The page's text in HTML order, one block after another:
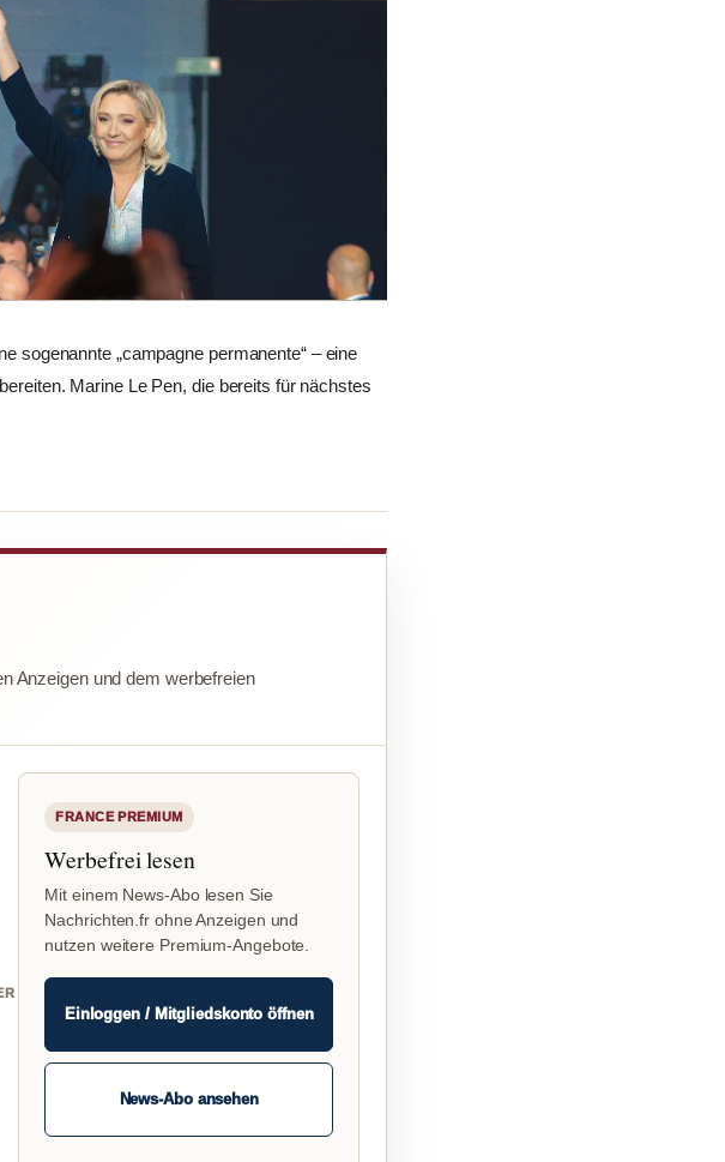
sogenannte „campagne permanente“ – eine
Marine Le Pen, die bereits für nächstes
Anzeigen und dem werbefreien
FRANCE PREMIUM
Werbefrei lesen
Mit einem News-Abo lesen Sie
Nachrichten.fr ohne Anzeigen und
nutzen weitere Premium-Angebote.
Einloggen / Mitgliedskonto öffnen
News-Abo ansehen